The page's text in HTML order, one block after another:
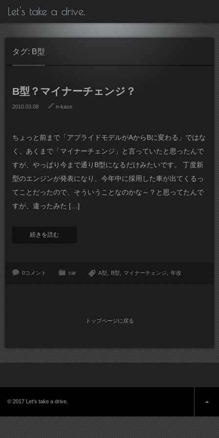
Let's take a drive.
タグ: B型
B型？マイナーチェンジ？
2010.03.08 n-kase
ちょっと前まで「アプライドモデルがAからBに変わる」ではな
く、あくまで「マイナーチェンジ」と言っていたと思ったんで
すが、やっぱり今まで通りB型になるだけみたいです。 丁度新
型のエンジンが発表になり、今年中に採用した車が出てくるっ
てことだったので、そういうことなのかな～？と思ってたんで
すが、違ったみた […]
続きを読む
0コメント car A型 B型 マイナーチェンジ 年改
トップページに戻る
© 2017 Let's take a drive.